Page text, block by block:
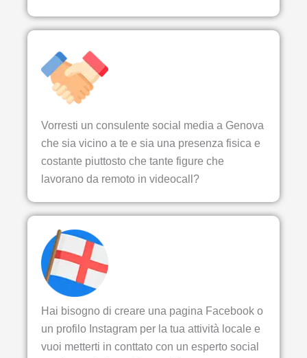
Vorresti un consulente social media a Genova
che sia vicino a te e sia una presenza fisica e
costante piuttosto che tante figure che
lavorano da remoto in videocall?
Hai bisogno di creare una pagina Facebook o
un profilo Instagram per la tua attività locale e
vuoi metterti in conttato con un esperto social